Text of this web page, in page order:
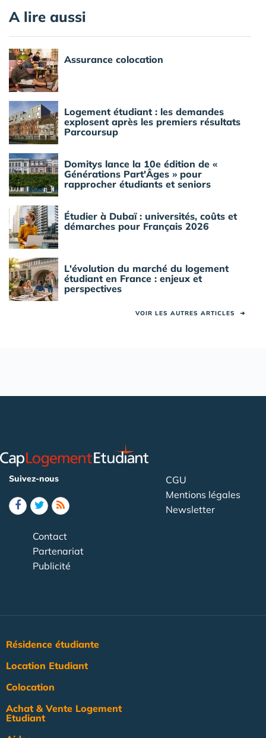
A lire aussi
Assurance colocation
Logement étudiant : les demandes
explosent après les premiers résultats
Parcoursup
Domitys lance la 10e édition de «
Générations Part'Âges » pour
rapprocher étudiants et seniors
Étudier à Dubaï : universités, coûts et
démarches pour Français 2026
L'évolution du marché du logement
étudiant en France : enjeux et
perspectives
VOIR LES AUTRES ARTICLES ➜
Suivez-nous
CGU
Mentions légales
Newsletter
Contact
Partenariat
Publicité
Résidence étudiante
Location Etudiant
Colocation
Achat & Vente Logement
Etudiant